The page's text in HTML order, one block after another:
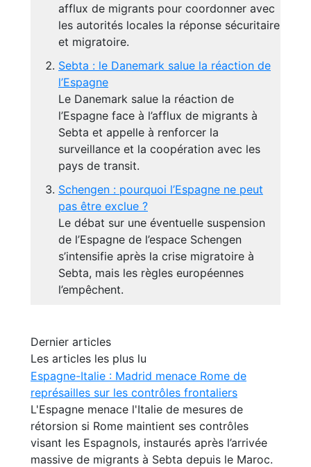
afflux de migrants pour coordonner avec
les autorités locales la réponse sécuritaire
et migratoire.
Sebta : le Danemark salue la réaction de
l’Espagne
Le Danemark salue la réaction de
l’Espagne face à l’afflux de migrants à
Sebta et appelle à renforcer la
surveillance et la coopération avec les
pays de transit.
Schengen : pourquoi l’Espagne ne peut
pas être exclue ?
Le débat sur une éventuelle suspension
de l’Espagne de l’espace Schengen
s’intensifie après la crise migratoire à
Sebta, mais les règles européennes
l’empêchent.
Dernier articles
Les articles les plus lu
Espagne-Italie : Madrid menace Rome de
représailles sur les contrôles frontaliers
L'Espagne menace l'Italie de mesures de
rétorsion si Rome maintient ses contrôles
visant les Espagnols, instaurés après l’arrivée
massive de migrants à Sebta depuis le Maroc.